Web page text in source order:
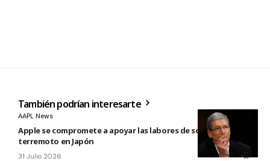
También podrían interesarte
AAPL News
Apple se compromete a apoyar las labores de socorro tras el
terremoto en Japón
31 Julio 2026